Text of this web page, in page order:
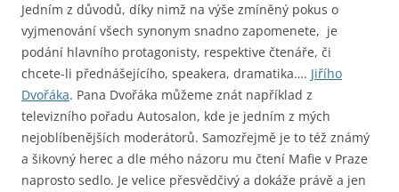
Jedním z důvodů, díky nimž na výše zmíněný pokus o
vyjmenování všech synonym snadno zapomenete, je
podání hlavního protagonisty, respektive čtenáře, či
chcete-li přednášejícího, speakera, dramatika…. Jiřího
Dvořáka. Pana Dvořáka můžeme znát například z
televizního pořadu Autosalon, kde je jedním z mých
nejoblíbenějších moderátorů. Samozřejmě je to též známý
a šikovný herec a dle mého názoru mu čtení Mafie v Praze
naprosto sedlo. Je velice přesvědčivý a dokáže právě a jen